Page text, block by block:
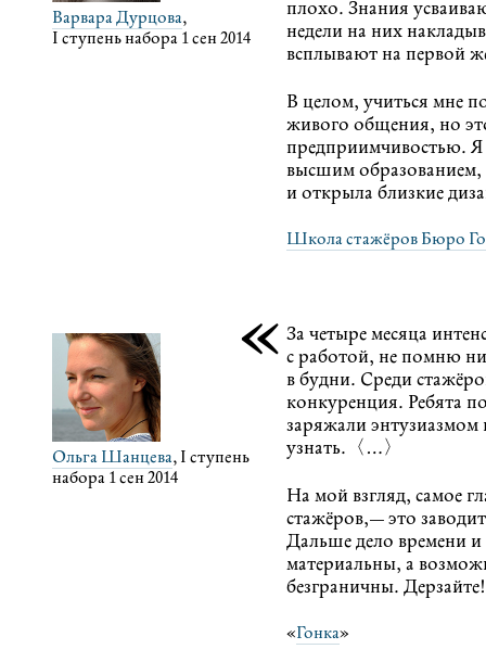
Варвара Дурцова,
I cтупень набора 1 сен 2014
плохо. Знания
недели на них
всплывают на первой
В целом, учиться мне
живого общения, но
предприимчивостью. Я
высшим образованием,
и открыла близкие
Школа стажёров Бюро
Ольга Шанцева, I ступень
набора 1 сен 2014
« За четыре месяца
с работой, не помню
в будни. Среди
конкуренция. Ребята
заряжали энтузиазмом
узнать.〈…〉
На мой взгляд, самое
стажёров,— это
Дальше дело времени
материальны, а
безграничны. Дерзайте!
«Гонка»